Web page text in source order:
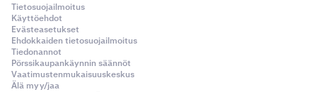
Tietosuojailmoitus
Käyttöehdot
Evästeasetukset
Ehdokkaiden tietosuojailmoitus
Tiedonannot
Pörssikaupankäynnin säännöt
Vaatimustenmukaisuuskeskus
Älä myy/jaa